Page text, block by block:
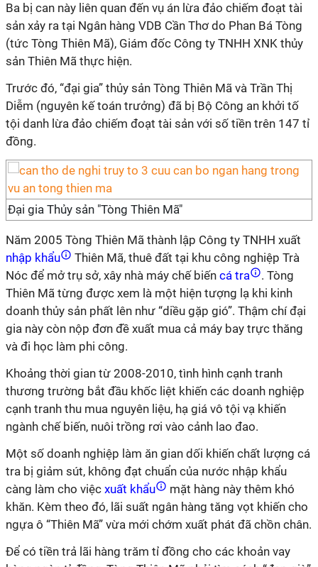
Ba bị can này liên quan đến vụ án lừa đảo chiếm đoạt tài
sản xảy ra tại Ngân hàng VDB Cần Thơ do Phan Bá Tòng
(tức Tòng Thiên Mã), Giám đốc Công ty TNHH XNK thủy
sản Thiên Mã thực hiện.
Trước đó, “đại gia” thủy sản Tòng Thiên Mã và Trần Thị
Diễm (nguyên kế toán trưởng) đã bị Bộ Công an khởi tố
tội danh lừa đảo chiếm đoạt tài sản với số tiền trên 147 tỉ
đồng.
Đại gia Thủy sản "Tòng Thiên Mã"
Năm 2005 Tòng Thiên Mã thành lập Công ty TNHH xuất
nhập khẩu
Thiên Mã, thuê đất tại khu công nghiệp Trà
Nóc để mở trụ sở, xây nhà máy chế biến cá tra
. Tòng
Thiên Mã từng được xem là một hiện tượng lạ khi kinh
doanh thủy sản phất lên như “diều gặp gió”. Thậm chí đại
gia này còn nộp đơn đề xuất mua cả máy bay trực thăng
và đi học làm phi công.
Khoảng thời gian từ 2008-2010, tình hình cạnh tranh
thương trường bắt đầu khốc liệt khiến các doanh nghiệp
cạnh tranh thu mua nguyên liệu, hạ giá vô tội vạ khiến
ngành chế biến, nuôi trồng rơi vào cảnh lao đao.
Một số doanh nghiệp làm ăn gian dối khiến chất lượng cá
tra bị giảm sút, không đạt chuẩn của nước nhập khẩu
càng làm cho việc xuất khẩu
mặt hàng này thêm khó
khăn. Kèm theo đó, lãi suất ngân hàng tăng vọt khiến cho
ngựa ô “Thiên Mã” vừa mới chớm xuất phát đã chồn chân.
Để có tiền trả lãi hàng trăm tỉ đồng cho các khoản vay